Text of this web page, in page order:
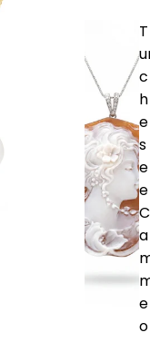
T
c
h
e
s
e
e
C
a
e
o